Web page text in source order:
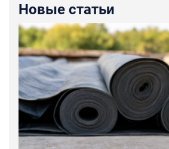
Новые статьи